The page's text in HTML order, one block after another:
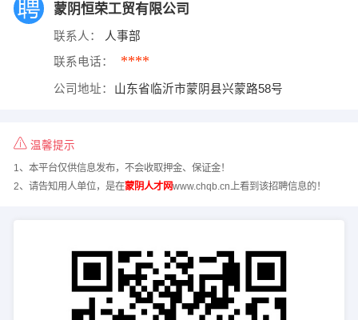
蒙阴恒荣工贸有限公司
联系人： 人事部
联系电话： ****
公司地址： 山东省临沂市蒙阴县兴蒙路58号
温馨提示
1、本平台仅供信息发布，不会收取押金、保证金！
2、请告知用人单位，是在蒙阴人才网www.chqb.cn上看到该招聘信息的！